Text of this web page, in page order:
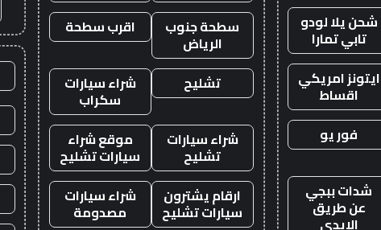
شحن يلا لودو
تابي تمارا
ايتونز امريكي
اقساط
فور يو
شدات ببجي
عن طريق
الايدي
سطحة جنوب
الرياض
اقرب سطحة
تشليح شراء سيارات
سكراب
شراء سيارات
تشليح
موقع شراء
سيارات تشليح
ارقام يشترون
سيارات تشليح
شراء سيارات
مصدومة